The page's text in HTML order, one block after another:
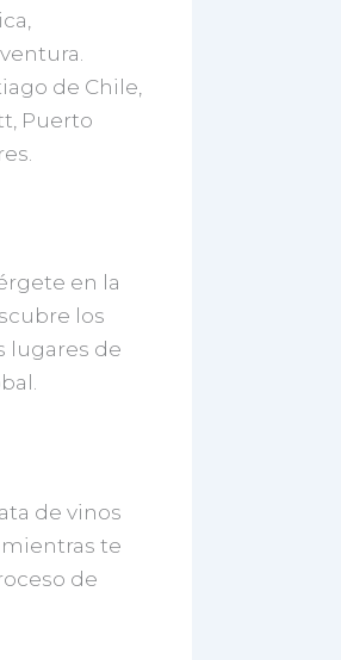
de Chile,
Puerto
en la
los
lugares de
de vinos
te
de